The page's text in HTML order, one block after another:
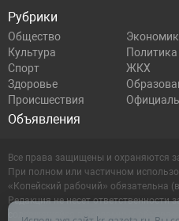
Рубрики
Общество
Культура
Политика
Спорт
ЖКХ
Здоровье
Происшествия
Объявления
Все права защищены и охраняются
При полном или частичном
«Копейский рабочий» обязательна
Редакция не несет ответственности
содержащейся в рекламных